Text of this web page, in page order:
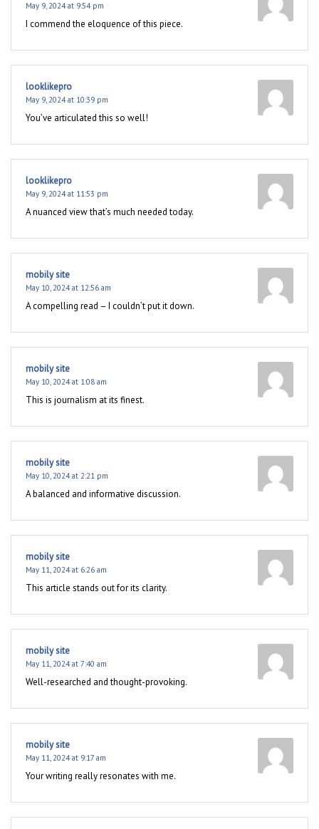
May 9, 2024 at 9:54 pm
I commend the eloquence of this piece.
looklikepro
May 9, 2024 at 10:39 pm
You’ve articulated this so well!
looklikepro
May 9, 2024 at 11:53 pm
A nuanced view that’s much needed today.
mobily site
May 10, 2024 at 12:56 am
A compelling read – I couldn’t put it down.
mobily site
May 10, 2024 at 1:08 am
This is journalism at its finest.
mobily site
May 10, 2024 at 2:21 pm
A balanced and informative discussion.
mobily site
May 11, 2024 at 6:26 am
This article stands out for its clarity.
mobily site
May 11, 2024 at 7:40 am
Well-researched and thought-provoking.
mobily site
May 11, 2024 at 9:17 am
Your writing really resonates with me.